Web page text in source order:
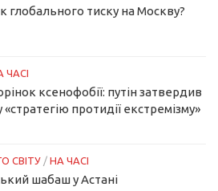
глобального тиску на Москву?
ЧАСІ
ксенофобії: путін затвердив
«стратегію протидії екстремізму»
СВІТУ / НА ЧАСІ
шабаш у Астані